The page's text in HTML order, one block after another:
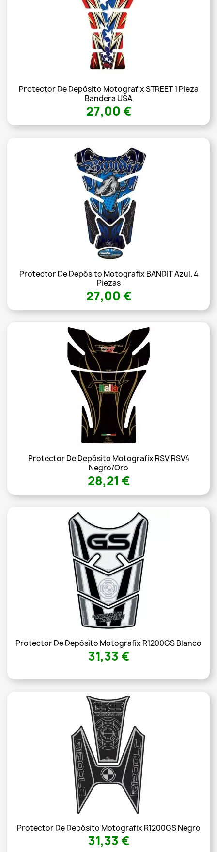
Protector De Depósito Motografix STREET 1 Pieza
Bandera USA
27,00 €
Protector De Depósito Motografix BANDIT Azul. 4
Piezas
27,00 €
Protector De Depósito Motografix RSV.RSV4
Negro/oro
28,21 €
Protector De Depósito Motografix R1200GS Blanco
31,33 €
Protector De Depósito Motografix R1200GS Negro
31,33 €